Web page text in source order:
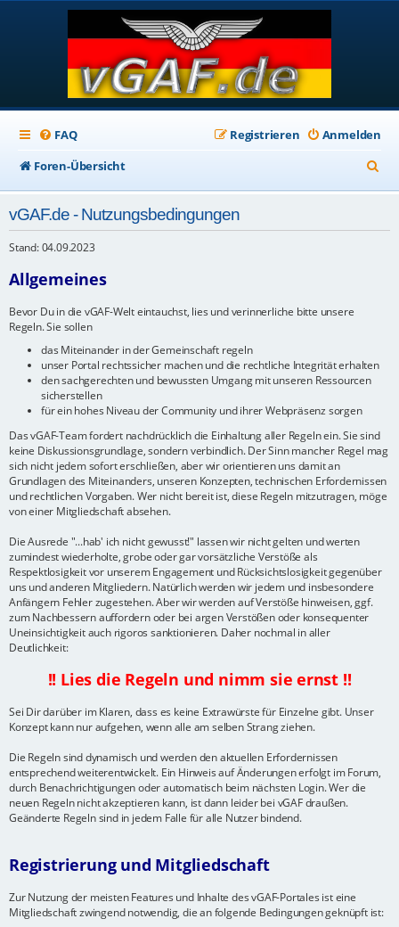
FAQ Anmelden
Registrieren
Foren-Übersicht
u
vGAF.de - Nutzungsbedingungen
Stand: 04.09.2023
Allgemeines
Bevor Du in die vGAF-Welt eintauchst, lies und verinnerliche bitte unsere
Regeln. Sie sollen
das Miteinander in der Gemeinschaft regeln
unser Portal rechtssicher machen und die rechtliche Integrität erhalten
den sachgerechten und bewussten Umgang mit unseren Ressourcen
sicherstellen
für ein hohes Niveau der Community und ihrer Webpräsenz sorgen
Das vGAF-Team fordert nachdrücklich die Einhaltung aller Regeln ein. Sie sind
keine Diskussionsgrundlage, sondern verbindlich. Der Sinn mancher Regel mag
sich nicht jedem sofort erschließen, aber wir orientieren uns damit an
Grundlagen des Miteinanders, unseren Konzepten, technischen Erfordernissen
und rechtlichen Vorgaben. Wer nicht bereit ist, diese Regeln mitzutragen, möge
von einer Mitgliedschaft absehen.
Die Ausrede "...hab' ich nicht gewusst!" lassen wir nicht gelten und werten
zumindest wiederholte, grobe oder gar vorsätzliche Verstöße als
Respektlosigkeit vor unserem Engagement und Rücksichtslosigkeit gegenüber
uns und anderen Mitgliedern. Natürlich werden wir jedem und insbesondere
Anfängern Fehler zugestehen. Aber wir werden auf Verstöße hinweisen, ggf.
zum Nachbessern auffordern oder bei argen Verstößen oder konsequenter
Uneinsichtigkeit auch rigoros sanktionieren. Daher nochmal in aller
Deutlichkeit:
!! Lies die Regeln und nimm sie ernst !!
Sei Dir darüber im Klaren, dass es keine Extrawürste für Einzelne gibt. Unser
Konzept kann nur aufgehen, wenn alle am selben Strang ziehen.
Die Regeln sind dynamisch und werden den aktuellen Erfordernissen
entsprechend weiterentwickelt. Ein Hinweis auf Änderungen erfolgt im Forum,
durch Benachrichtigungen oder automatisch beim nächsten Login. Wer die
neuen Regeln nicht akzeptieren kann, ist dann leider bei vGAF draußen.
Geänderte Regeln sind in jedem Falle für alle Nutzer bindend.
Registrierung und Mitgliedschaft
Zur Nutzung der meisten Features und Inhalte des vGAF-Portales ist eine
Mitgliedschaft zwingend notwendig, die an folgende Bedingungen geknüpft ist: